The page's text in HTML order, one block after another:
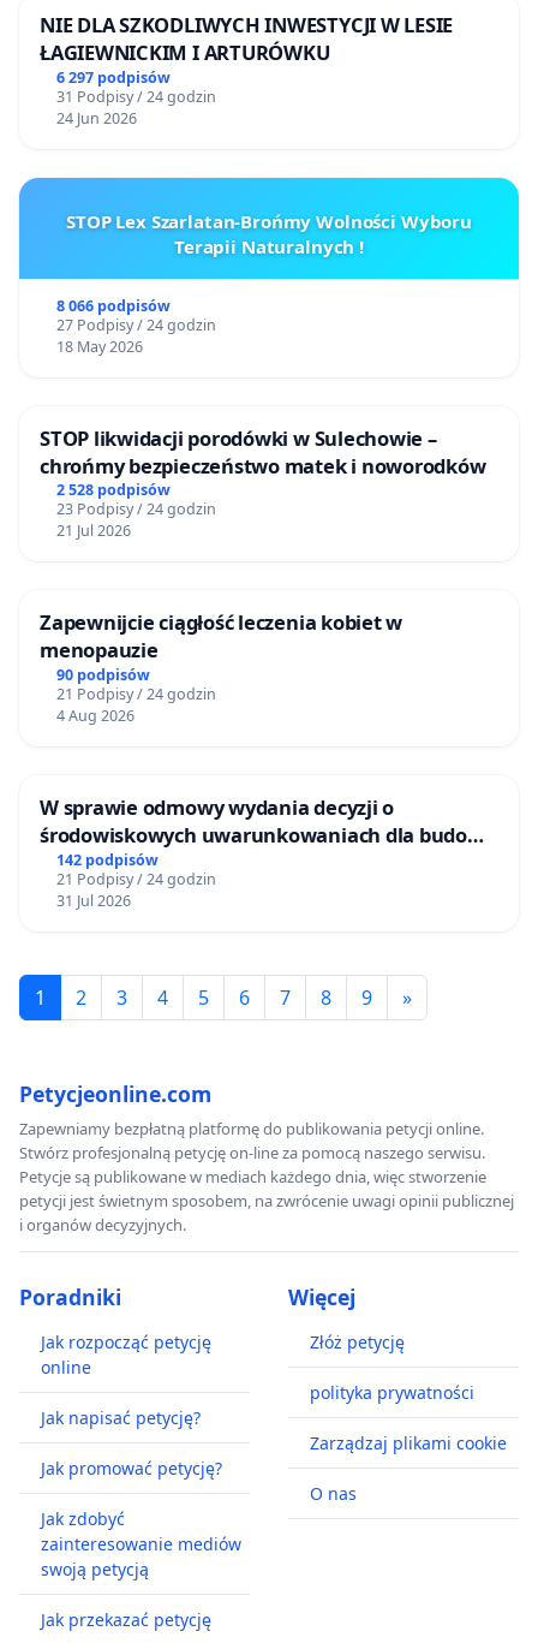
NIE DLA SZKODLIWYCH INWESTYCJI W LESIE
ŁAGIEWNICKIM I ARTURÓWKU
6 297 podpisów
31 Podpisy / 24 godzin
24 Jun 2026
STOP Lex Szarlatan-Brońmy Wolności Wyboru
Terapii Naturalnych !
8 066 podpisów
27 Podpisy / 24 godzin
18 May 2026
STOP likwidacji porodówki w Sulechowie –
chrońmy bezpieczeństwo matek i noworodków
2 528 podpisów
23 Podpisy / 24 godzin
21 Jul 2026
Zapewnijcie ciągłość leczenia kobiet w
menopauzie
90 podpisów
21 Podpisy / 24 godzin
4 Aug 2026
W sprawie odmowy wydania decyzji o
środowiskowych uwarunkowaniach dla budowy
zakładu wytwarzania biometanu „Krynki” w
Ostrowiu Południowym oraz ochrony
mieszkańców i Puszczy Knyszyńskiej
142 podpisów
21 Podpisy / 24 godzin
31 Jul 2026
1 2 3 4 5 6 7 8 9 »
Petycjeonline.com
Zapewniamy bezpłatną platformę do publikowania petycji online.
Stwórz profesjonalną petycję on-line za pomocą naszego serwisu.
Petycje są publikowane w mediach każdego dnia, więc stworzenie
petycji jest świetnym sposobem, na zwrócenie uwagi opinii publicznej
i organów decyzyjnych.
Poradniki
Jak rozpocząć petycję
online
Jak napisać petycję?
Jak promować petycję?
Jak zdobyć
zainteresowanie mediów
swoją petycją
Jak przekazać petycję
Więcej
Złóż petycję
polityka prywatności
Zarządzaj plikami cookie
O nas